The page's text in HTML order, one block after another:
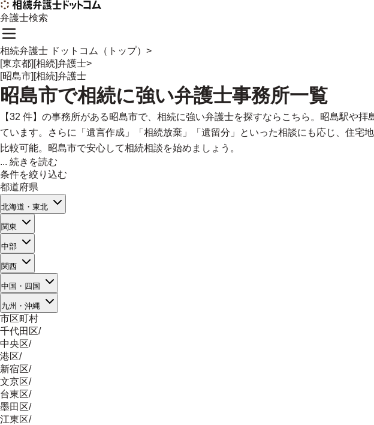
弁護士検索
相続弁護士 ドットコム（トップ） >
[東京都][相続]弁護士>
[昭島市][相続]弁護士
昭島市で相続に強い弁護士事務所一覧
【32 件】の事務所がある昭島市で、相続に強い弁護士を探すならこちら。昭島駅や
ています。さらに「遺言作成」「相続放棄」「遺留分」といった相談にも応じ、住
比較可能。昭島市で安心して相続相談を始めましょう。
... 続きを読む
条件を絞り込む
都道府県
北海道・東北
関東
中部
関西
中国・四国
九州・沖縄
市区町村
千代田区/
中央区/
港区/
新宿区/
文京区/
台東区/
墨田区/
江東区/